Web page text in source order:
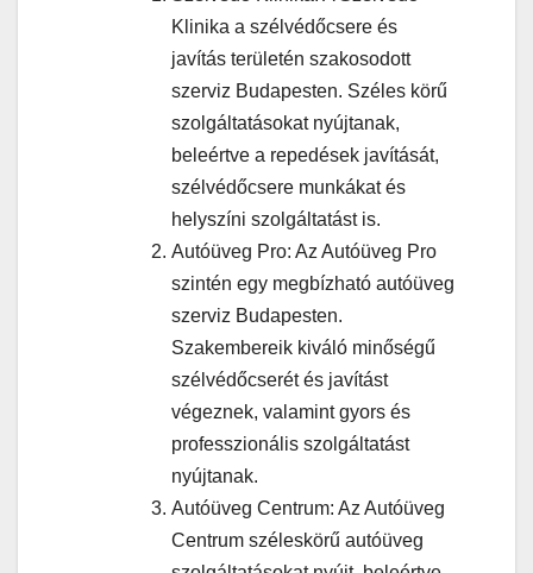
Klinika a szélvédőcsere és
javítás területén szakosodott
szerviz Budapesten. Széles körű
szolgáltatásokat nyújtanak,
beleértve a repedések javítását,
szélvédőcsere munkákat és
helyszíni szolgáltatást is.
Autóüveg Pro: Az Autóüveg Pro
szintén egy megbízható autóüveg
szerviz Budapesten.
Szakembereik kiváló minőségű
szélvédőcserét és javítást
végeznek, valamint gyors és
professzionális szolgáltatást
nyújtanak.
Autóüveg Centrum: Az Autóüveg
Centrum széleskörű autóüveg